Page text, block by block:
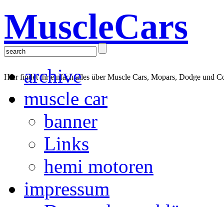
MuscleCars
Hier findet ihr einfach alles über Muscle Cars, Mopars, Dodge und
archive
muscle car
banner
Links
hemi motoren
impressum